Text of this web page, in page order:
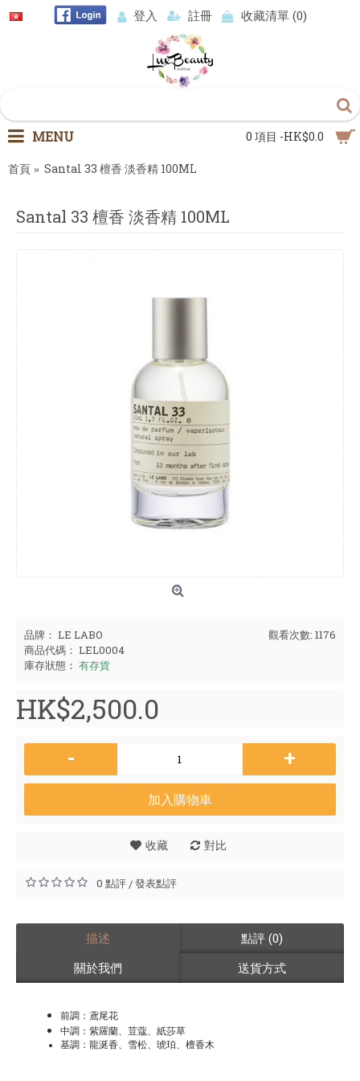
登入 註冊 收藏清單 (0)
0 項目 -HK$0.0
MENU
首頁 Santal 33 檀香 淡香精 100ML
Santal 33 檀香 淡香精 100ML
觀看次數: 1176
品牌： LE LABO
商品代碼： LEL0004
庫存狀態： 有存貨
HK$2,500.0
- +
加入購物車
收藏 對比
0 點評/發表點評
描述
點評 (0)
關於我們
送貨方式
前調：鳶尾花
中調：紫羅蘭、荳蔻、紙莎草
基調：龍涎香、雪松、琥珀、檀香木